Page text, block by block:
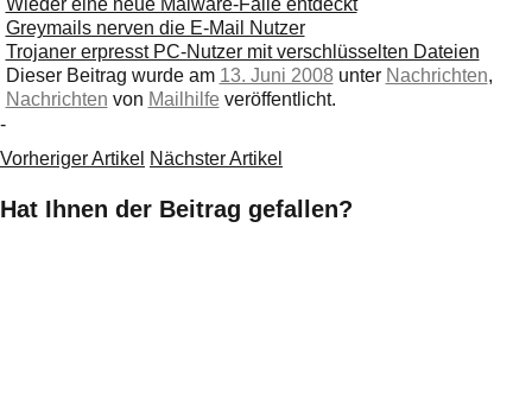
Greymails nerven die E-Mail Nutzer
Trojaner erpresst PC-Nutzer mit verschlüsselten Dateien
Dieser Beitrag wurde am 13. Juni 2008 unter Nachrichten,
Nachrichten von Mailhilfe veröffentlicht.
-
Vorheriger Artikel Nächster Artikel
Hat Ihnen der Beitrag gefallen?